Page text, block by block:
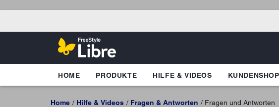
HOME PRODUKTE HILFE & VIDEOS KUNDENSHOP
Home Hilfe & Videos Fragen & Antworten Fragen und Antworten